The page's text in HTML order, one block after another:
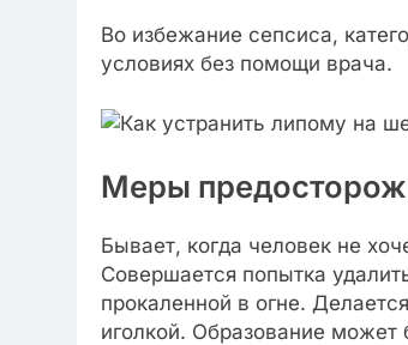
Во избежание сепсиса,
условиях без помощи врача.
Меры
Бывает, когда человек не
Совершается попытка
прокаленной в огне.
иголкой. Образование